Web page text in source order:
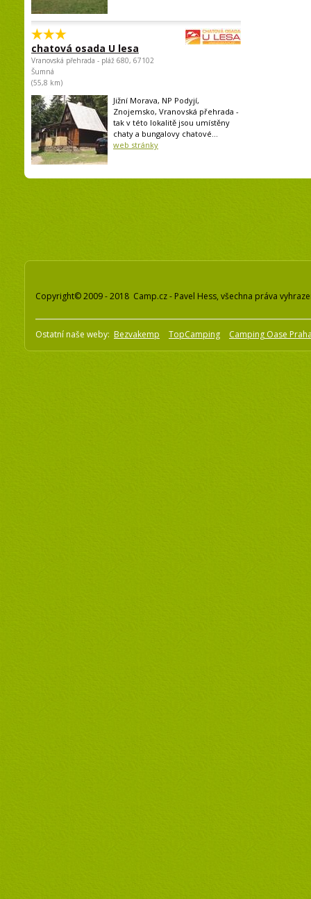
chatová osada U lesa
Vranovská přehrada - pláž 680, 67102
Šumná
(55,8 km)
Jižní Morava, NP Podyjí,
Znojemsko, Vranovská přehrada -
tak v této lokalitě jsou umístěny
chaty a bungalovy chatové...
web stránky
Copyright© 2009 - 2018 Camp.cz - Pavel Hess, všechna práva
Ostatní naše weby: Bezvakemp TopCamping Camping Oase